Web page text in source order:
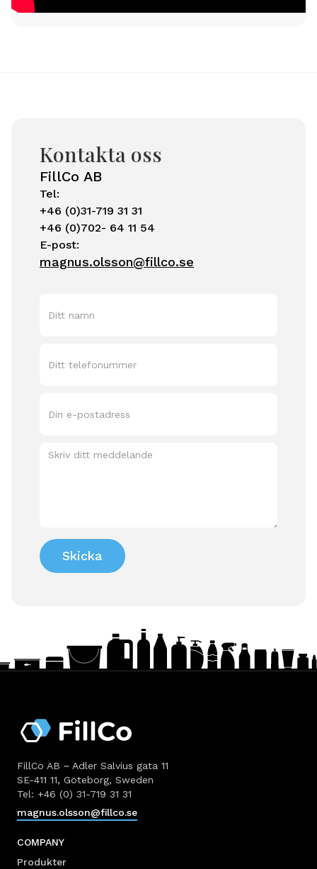
Kontakta oss
FillCo AB
Tel:
+46 (0)31-719 31 31
+46 (0)702- 64 11 54
E-post:
magnus.olsson@fillco.se
FillCo AB ~ Adler Salvius gata 11
SE-411 11, Göteborg, Sweden
Tel: +46 (0) 31-719 31 31
magnus.olsson@fillco.se
COMPANY
Produkter